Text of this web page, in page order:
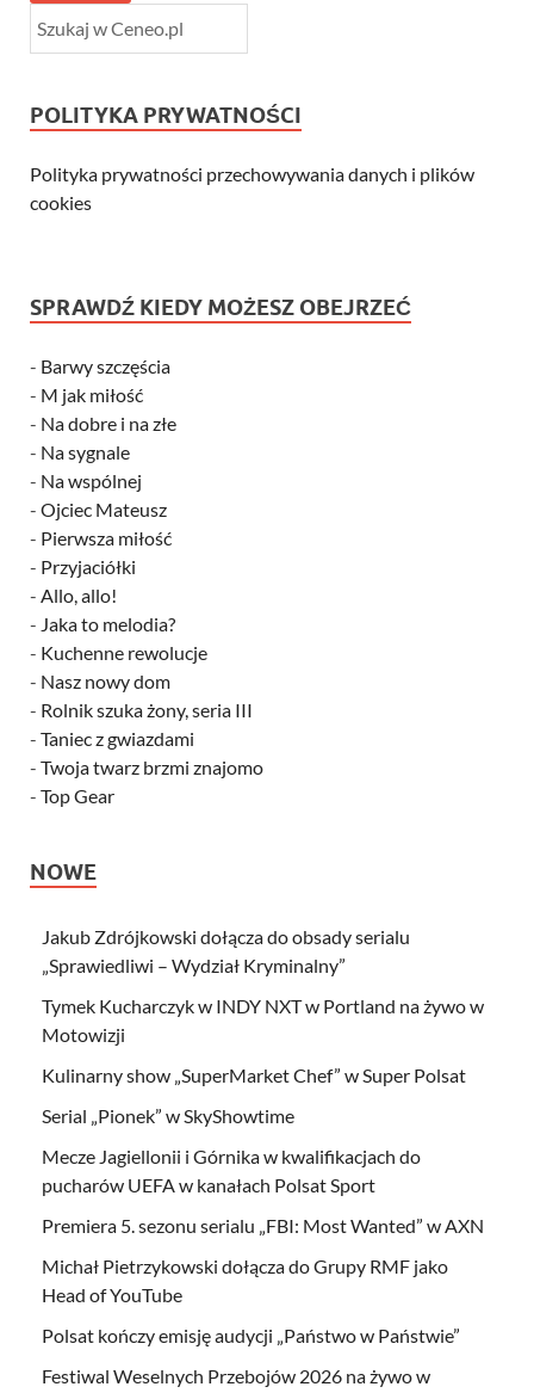
POLITYKA PRYWATNOŚCI
Polityka prywatności przechowywania danych i plików
cookies
SPRAWDŹ KIEDY MOŻESZ OBEJRZEĆ
- Barwy szczęścia
- M jak miłość
- Na dobre i na złe
- Na sygnale
- Na wspólnej
- Ojciec Mateusz
- Pierwsza miłość
- Przyjaciółki
- Allo, allo!
- Jaka to melodia?
- Kuchenne rewolucje
- Nasz nowy dom
- Rolnik szuka żony, seria III
- Taniec z gwiazdami
- Twoja twarz brzmi znajomo
- Top Gear
NOWE
Jakub Zdrójkowski dołącza do obsady serialu
„Sprawiedliwi – Wydział Kryminalny”
Tymek Kucharczyk w INDY NXT w Portland na żywo w
Motowizji
Kulinarny show „SuperMarket Chef” w Super Polsat
Serial „Pionek” w SkyShowtime
Mecze Jagiellonii i Górnika w kwalifikacjach do
pucharów UEFA w kanałach Polsat Sport
Premiera 5. sezonu serialu „FBI: Most Wanted” w AXN
Michał Pietrzykowski dołącza do Grupy RMF jako
Head of YouTube
Polsat kończy emisję audycji „Państwo w Państwie”
Festiwal Weselnych Przebojów 2026 na żywo w